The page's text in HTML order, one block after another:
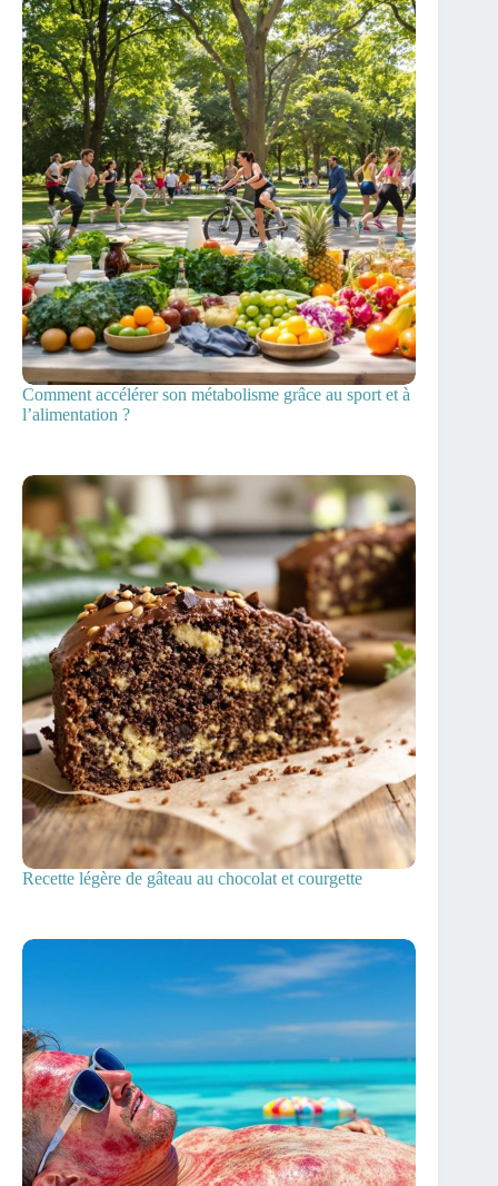
Comment accélérer son métabolisme grâce au sport et à
l’alimentation ?
Recette légère de gâteau au chocolat et courgette